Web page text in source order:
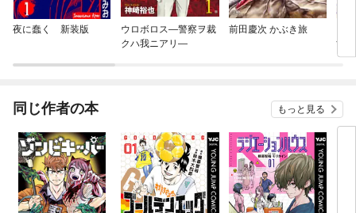
夜に蠢く 新装版
ウロボロス—警察ヲ裁
クハ我ニアリ—
前田慶次 かぶき旅
す！
同じ作者の本 もっと見る